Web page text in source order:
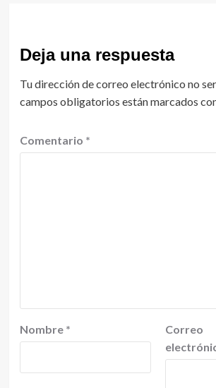
Deja una respuesta
Tu dirección de correo electrónico no
campos obligatorios están marcados
Comentario *
Nombre *
Correo